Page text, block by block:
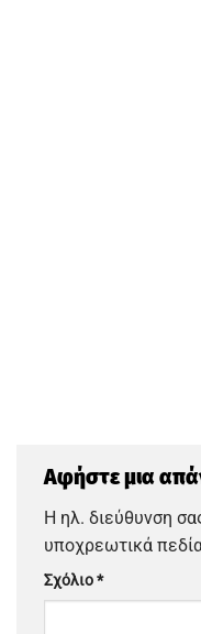
Αφήστε μια
Η ηλ. διεύθυνση
υποχρεωτικά
Σχόλιο*